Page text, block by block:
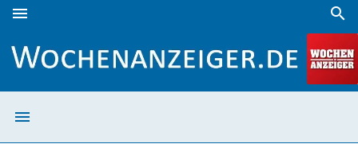
menu search
menu